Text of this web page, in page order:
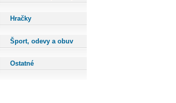
Hračky
Šport, odevy a obuv
Ostatné